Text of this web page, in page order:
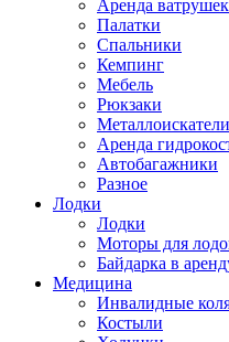
Аренда
Палатки
Спальники
Кемпинг
Мебель
Рюкзаки
Металлоискатели
Аренда
Автобагажники
Разное
Лодки
Лодки
Моторы для
Байдарка в
Медицина
Инвалидные
Костыли